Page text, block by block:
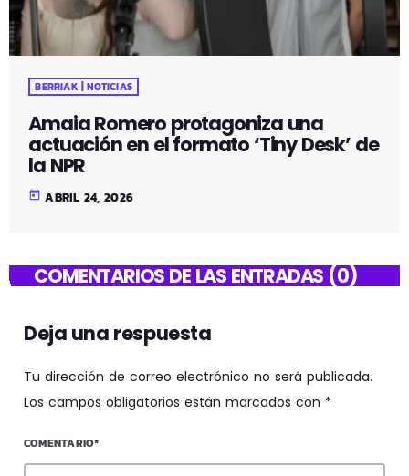
BERRIAK | NOTICIAS
Amaia Romero protagoniza una
actuación en el formato ‘Tiny Desk’ de
la NPR
today ABRIL 24, 2026
COMENTARIOS DE LAS ENTRADAS (0)
Deja una respuesta
Tu dirección de correo electrónico no será publicada.
Los campos obligatorios están marcados con *
COMENTARIO*